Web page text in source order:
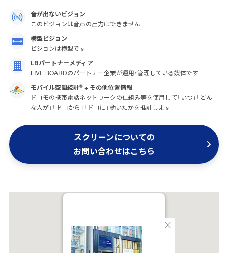
音が出ないビジョン
このビジョンは音声の出力はできません
横型ビジョン
ビジョンは横型です
LBパートナーメディア
LIVE BOARDのパートナー企業が運用・管理している媒体です
モバイル空間統計®+ その他位置情報
ドコモの携帯電話ネットワークの仕組み等を使用して「いつ」「どん
な人が」「ドコから」「ドコに」動いたかを推計します
スクリーンについての
お問い合わせはこちら